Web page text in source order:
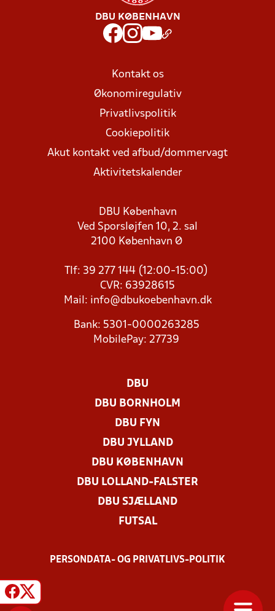
DBU KØBENHAVN
Kontakt os
Økonomiregulativ
Privatlivspolitik
Cookiepolitik
Akut kontakt ved afbud/dommervagt
Aktivitetskalender
DBU København
Ved Sporsløjfen 10, 2. sal
2100 København Ø
Tlf: 39 277 144 (12:00-15:00)
CVR: 63928615
Mail: info@dbukoebenhavn.dk
Bank: 5301-0000263285
MobilePay: 27739
DBU
DBU BORNHOLM
DBU FYN
DBU JYLLAND
DBU KØBENHAVN
DBU LOLLAND-FALSTER
DBU SJÆLLAND
FUTSAL
PERSONDATA- OG PRIVATLIVS-POLITIK